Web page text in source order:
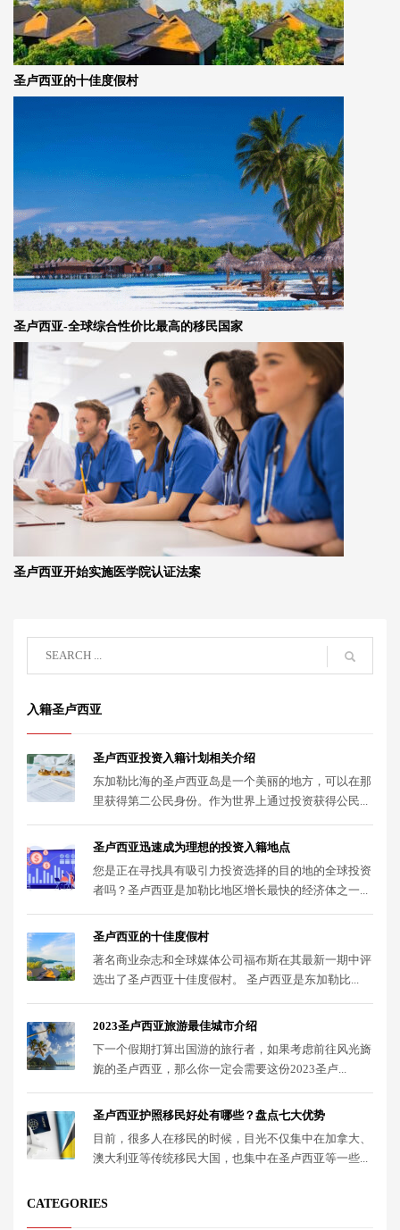
圣卢西亚的十佳度假村
圣卢西亚-全球综合性价比最高的移民国家
圣卢西亚开始实施医学院认证法案
入籍圣卢西亚
圣卢西亚投资入籍计划相关介绍
东加勒比海的圣卢西亚岛是一个美丽的地方，可以在那
里获得第二公民身份。作为世界上通过投资获得公民...
圣卢西亚迅速成为理想的投资入籍地点
您是正在寻找具有吸引力投资选择的目的地的全球投资
者吗？圣卢西亚是加勒比地区增长最快的经济体之一...
圣卢西亚的十佳度假村
著名商业杂志和全球媒体公司福布斯在其最新一期中评
选出了圣卢西亚十佳度假村。 圣卢西亚是东加勒比...
2023圣卢西亚旅游最佳城市介绍
下一个假期打算出国游的旅行者，如果考虑前往风光旖
旎的圣卢西亚，那么你一定会需要这份2023圣卢...
圣卢西亚护照移民好处有哪些？盘点七大优势
目前，很多人在移民的时候，目光不仅集中在加拿大、
澳大利亚等传统移民大国，也集中在圣卢西亚等一些...
CATEGORIES